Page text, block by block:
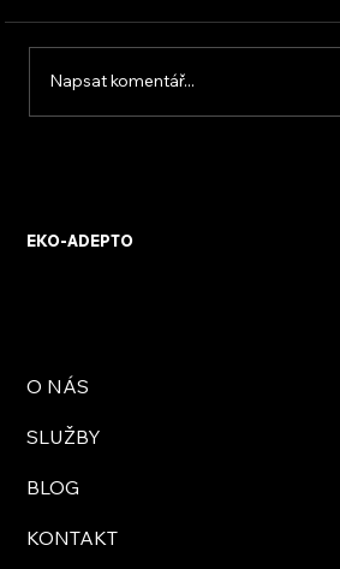
Napsat komentář...
EKO-ADEPTO
O NÁS
SLUŽBY
BLOG
KONTAKT